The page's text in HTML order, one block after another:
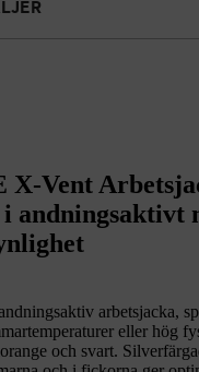
X-Vent
andningsaktivt
arbetsjacka,
eller hög
och svart.